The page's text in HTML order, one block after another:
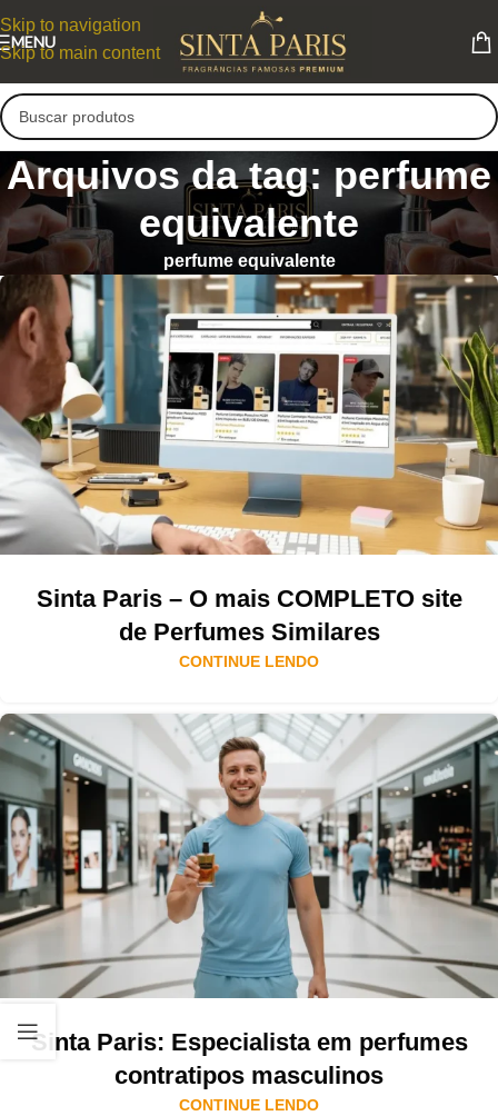
Skip to navigation
Skip to main content
MENU
Arquivos da tag: perfume
equivalente
perfume equivalente
Sinta Paris – O mais COMPLETO site
de Perfumes Similares
CONTINUE LENDO
Sinta Paris: Especialista em perfumes
contratipos masculinos
CONTINUE LENDO